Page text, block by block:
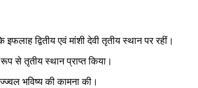
द्वितीय एवं मांशी देवी तृतीय स्थान पर रहीं।
से तृतीय स्थान प्राप्त किया।
भविष्य की कामना की।